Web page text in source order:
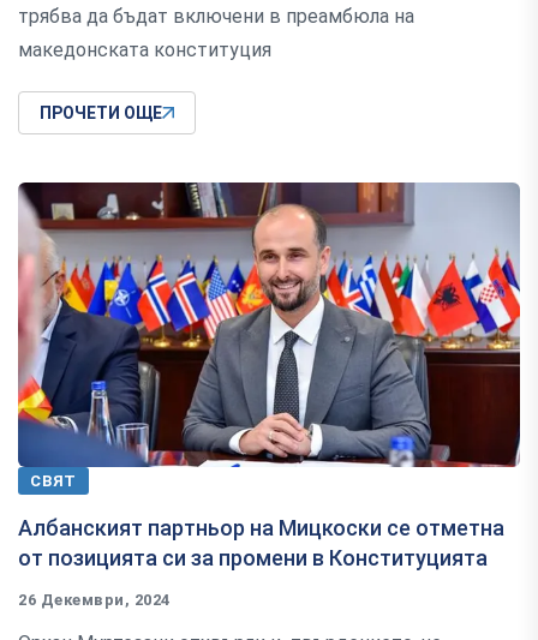
трябва да бъдат включени в преамбюла на
македонската конституция
ПРОЧЕТИ ОЩЕ
СВЯТ
Албанският партньор на Мицкоски се отметна
от позицията си за промени в Конституцията
26 Декември, 2024